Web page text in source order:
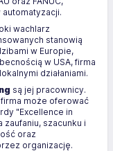
wachlarz
stanowią
w Europie,
w USA, firma
działaniami.
są jej pracownicy.
może oferować
"Excellence in
zaufaniu, szacunku i
oraz
organizację.